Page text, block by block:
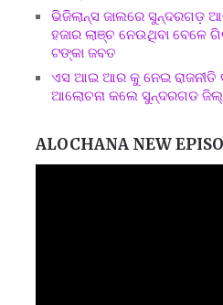
ଭିଜିଲାନ୍ସ ଜାଲରେ ସୁନ୍ଦରଗଡ଼
ହଜାର ଲାଞ୍ଚ ନେଉଥିବା ବେଳେ
ଟଙ୍କା ଜବତ
ଏସ ଆଇ ଆର କୁ ନେଇ
ଆଲୋଚନା କଲେ ସୁନ୍ଦରଗଡ
ALOCHANA NEW